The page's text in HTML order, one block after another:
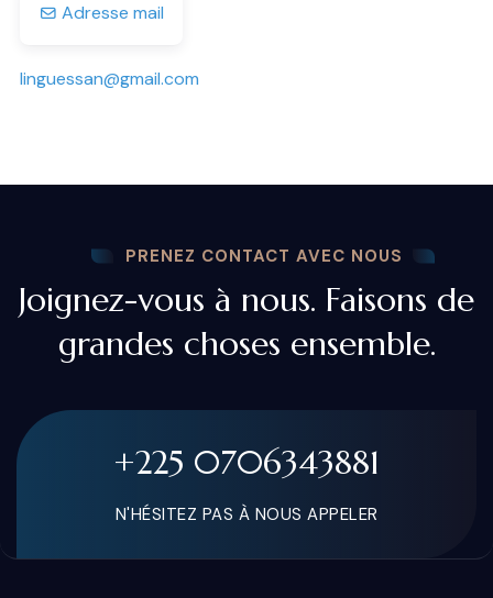
Adresse mail
linguessan@gmail.com
PRENEZ CONTACT AVEC NOUS
Joignez-vous à nous. Faisons de
grandes choses ensemble.
+225 0706343881
N'HÉSITEZ PAS À NOUS APPELER